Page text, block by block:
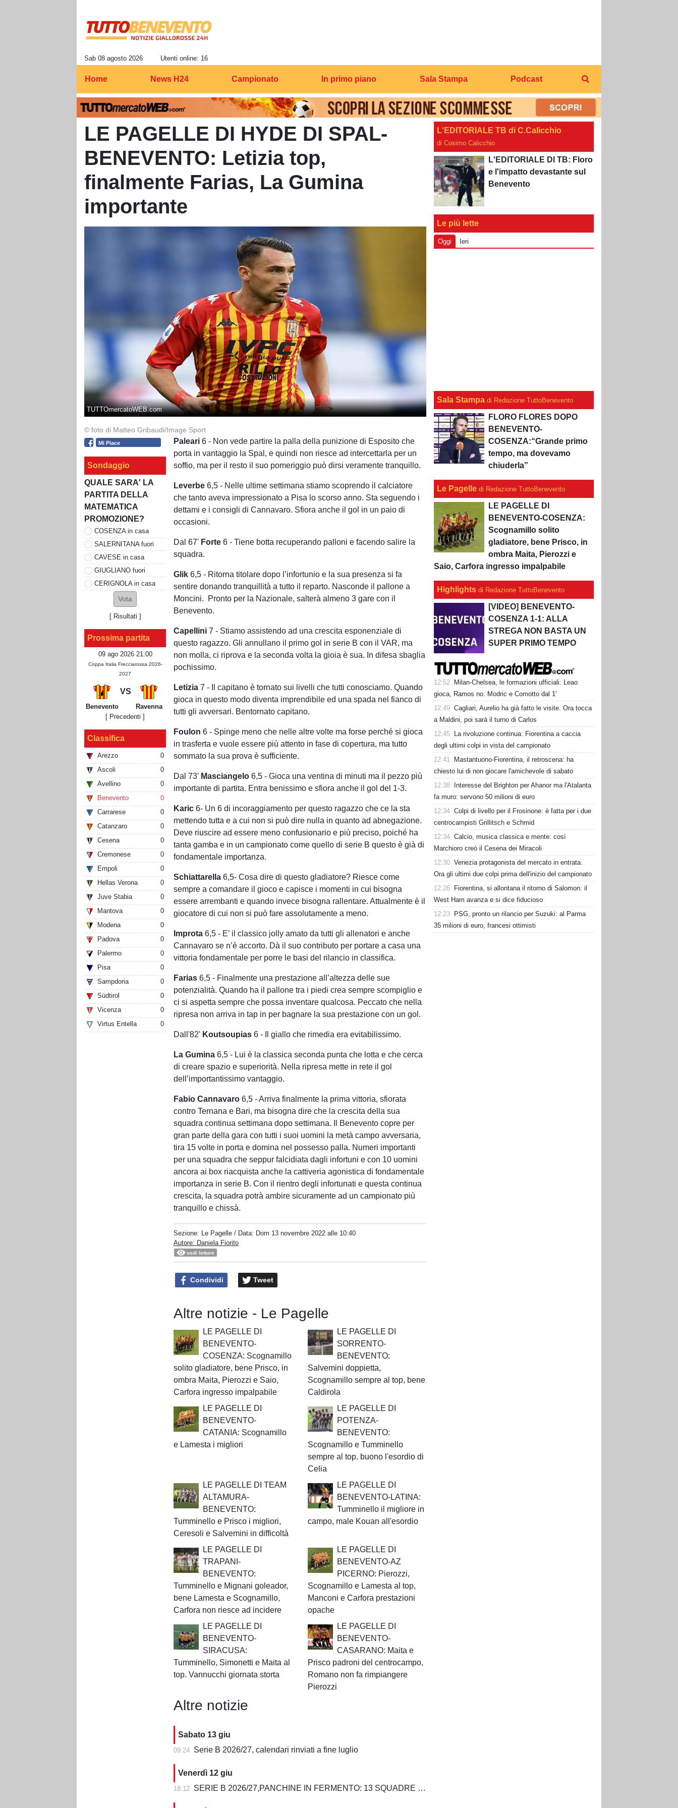
Sab 08 agosto 2026 Utenti online: 16
Home News H24 Campionato In primo piano Sala Stampa Podcast
LE PAGELLE DI HYDE DI SPAL-
BENEVENTO: Letizia top,
finalmente Farias, La Gumina
importante
TUTTOmercatoWEB.com
© foto di Matteo Gribaudi/Image Sport
Mi Piace
Sondaggio
QUALE SARA' LA
PARTITA DELLA
MATEMATICA
PROMOZIONE?
COSENZA in casa
SALERNITANA fuori
CAVESE in casa
GIUGLIANO fuori
CERIGNOLA in casa
[ Risultati ]
Prossima partita
09 ago 2026 21:00
Coppa Italia Frecciarossa 2026-
2027
VS
Benevento
Ravenna
[ Precedenti ]
Classifica
Arezzo
0
Ascoli
0
Avellino
0
Benevento
0
Carrarese
0
Catanzaro
0
Cesena
0
Cremonese
0
Empoli
0
Hellas Verona
0
Juve Stabia
0
Mantova
0
Modena
0
Padova
0
Palermo
0
Pisa
0
Sampdoria
0
Südtirol
0
Vicenza
0
Virtus Entella
0
Paleari 6 - Non vede partire la palla della punizione di Esposito che
porta in vantaggio la Spal, e quindi non riesce ad intercettarla per un
soffio, ma per il resto il suo pomeriggio può dirsi veramente tranquillo.
Leverbe 6,5 - Nelle ultime settimana stiamo scoprendo il calciatore
che tanto aveva impressionato a Pisa lo scorso anno. Sta seguendo i
dettami e i consigli di Cannavaro. Sfiora anche il gol in un paio di
occasioni.
Dal 67' Forte 6 - Tiene botta recuperando palloni e facendo salire la
squadra.
Glik 6,5 - Ritorna titolare dopo l’infortunio e la sua presenza si fa
sentire donando tranquillità a tutto il reparto. Nasconde il pallone a
Moncini. Pronto per la Nazionale, salterà almeno 3 gare con il
Benevento.
Capellini 7 - Stiamo assistendo ad una crescita esponenziale di
questo ragazzo. Gli annullano il primo gol in serie B con il VAR, ma
non molla, ci riprova e la seconda volta la gioia è sua. In difesa sbaglia
pochissimo.
Letizia 7 - Il capitano è tornato sui livelli che tutti conosciamo. Quando
gioca in questo modo diventa imprendibile ed una spada nel fianco di
tutti gli avversari. Bentornato capitano.
Foulon 6 - Spinge meno che nelle altre volte ma forse perché si gioca
in trasferta e vuole essere più attento in fase di copertura, ma tutto
sommato la sua prova è sufficiente.
Dal 73' Masciangelo 6,5 - Gioca una ventina di minuti ma il pezzo più
importante di partita. Entra benissimo e sfiora anche il gol del 1-3.
Karic 6- Un 6 di incoraggiamento per questo ragazzo che ce la sta
mettendo tutta e a cui non si può dire nulla in quanto ad abnegazione.
Deve riuscire ad essere meno confusionario e più preciso, poiché ha
tanta gamba e in un campionato come quello di serie B questo è già di
fondamentale importanza.
Schiattarella 6,5- Cosa dire di questo gladiatore? Riesce come
sempre a comandare il gioco e capisce i momenti in cui bisogna
essere arrembanti e quando invece bisogna rallentare. Attualmente è il
giocatore di cui non si può fare assolutamente a meno.
Improta 6,5 - E’ il classico jolly amato da tutti gli allenatori e anche
Cannavaro se n’è accorto. Dà il suo contributo per portare a casa una
vittoria fondamentale per porre le basi del rilancio in classifica.
Farias 6,5 - Finalmente una prestazione all’altezza delle sue
potenzialità. Quando ha il pallone tra i piedi crea sempre scompiglio e
ci si aspetta sempre che possa inventare qualcosa. Peccato che nella
ripresa non arriva in tap in per bagnare la sua prestazione con un gol.
Dall'82' Koutsoupias 6 - Il giallo che rimedia era evitabilissimo.
La Gumina 6,5 - Lui è la classica seconda punta che lotta e che cerca
di creare spazio e superiorità. Nella ripresa mette in rete il gol
dell’importantissimo vantaggio.
Fabio Cannavaro 6,5 - Arriva finalmente la prima vittoria, sfiorata
contro Ternana e Bari, ma bisogna dire che la crescita della sua
squadra continua settimana dopo settimana. Il Benevento copre per
gran parte della gara con tutti i suoi uomini la metà campo avversaria,
tira 15 volte in porta e domina nel possesso palla. Numeri importanti
per una squadra che seppur falcidiata dagli infortuni e con 10 uomini
ancora ai box riacquista anche la cattiveria agonistica di fondamentale
importanza in serie B. Con il rientro degli infortunati e questa continua
crescita, la squadra potrà ambire sicuramente ad un campionato più
tranquillo e chissà.
Sezione: Le Pagelle / Data: Dom 13 novembre 2022 alle 10:40
Autore: Daniela Fiorito
vedi letture
Condividi Tweet
Altre notizie - Le Pagelle
LE PAGELLE DI
BENEVENTO-
COSENZA: Scognamillo
solito gladiatore, bene Prisco, in
ombra Maita, Pierozzi e Saio,
Carfora ingresso impalpabile
LE PAGELLE DI
SORRENTO-
BENEVENTO:
Salvemini doppietta,
Scognamillo sempre al top, bene
Caldirola
LE PAGELLE DI
BENEVENTO-
CATANIA: Scognamillo
e Lamesta i migliori
LE PAGELLE DI
POTENZA-
BENEVENTO:
Scognamillo e Tumminello
sempre al top. buono l'esordio di
Celia
LE PAGELLE DI TEAM
ALTAMURA-
BENEVENTO:
Tumminello e Prisco i migliori,
Ceresoli e Salvemini in difficoltà
LE PAGELLE DI
BENEVENTO-LATINA:
Tumminello il migliore in
campo, male Kouan all'esordio
LE PAGELLE DI
TRAPANI-
BENEVENTO:
Tumminello e Mignani goleador,
bene Lamesta e Scognamillo,
Carfora non riesce ad incidere
LE PAGELLE DI
BENEVENTO-AZ
PICERNO: Pierozzi,
Scognamillo e Lamesta al top,
Manconi e Carfora prestazioni
opache
LE PAGELLE DI
BENEVENTO-
SIRACUSA:
Tumminello, Simonetti e Maita al
top. Vannucchi giornata storta
LE PAGELLE DI
BENEVENTO-
CASARANO: Maita e
Prisco padroni del centrocampo,
Romano non fa rimpiangere
Pierozzi
Altre notizie
Sabato 13 giu
09:24 Serie B 2026/27, calendari rinviati a fine luglio
Venerdì 12 giu
18:12 SERIE B 2026/27,PANCHINE IN FERMENTO: 13 SQUADRE SU 20 ANCORA SENZA ALLENATORE
L'EDITORIALE TB di C.Calicchio
di Cosimo Calicchio
L'EDITORIALE DI TB: Floro
e l'impatto devastante sul
Benevento
Le più lette
Oggi Ieri
Sala Stampa di Redazione TuttoBenevento
FLORO FLORES DOPO
BENEVENTO-
COSENZA:“Grande primo
tempo, ma dovevamo
chiuderla”
Le Pagelle di Redazione TuttoBenevento
LE PAGELLE DI
BENEVENTO-COSENZA:
Scognamillo solito
gladiatore, bene Prisco, in
ombra Maita, Pierozzi e
Saio, Carfora ingresso impalpabile
Highlights di Redazione TuttoBenevento
[VIDEO] BENEVENTO-
COSENZA 1-1: ALLA
STREGA NON BASTA UN
SUPER PRIMO TEMPO
12:52
Milan-Chelsea, le formazioni ufficiali: Leao
gioca, Ramos no. Modric e Comotto dal 1'
12:49 Cagliari, Aurelio ha già fatto le visite. Ora tocca
a Maldini, poi sarà il turno di Carlos
12:45
La rivoluzione continua: Fiorentina a caccia
degli ultimi colpi in vista del campionato
12:41
Mastantuono-Fiorentina, il retroscena: ha
chiesto lui di non giocare l'amichevole di sabato
12:38
Interesse del Brighton per Ahanor ma l'Atalanta
fa muro: servono 50 milioni di euro
12:34 Colpi di livello per il Frosinone: è fatta per i due
centrocampisti Grillitsch e Schmid
12:34 Calcio, musica classica e mente: così
Marchioro creò il Cesena dei Miracoli
12:30 Venezia protagonista del mercato in entrata.
Ora gli ultimi due colpi prima dell'inizio del campionato
12:26
Fiorentina, si allontana il ritorno di Salomon: il
West Ham avanza e si dice fiducioso
12:23
PSG, pronto un rilancio per Suzuki: al Parma
35 milioni di euro, francesi ottimisti